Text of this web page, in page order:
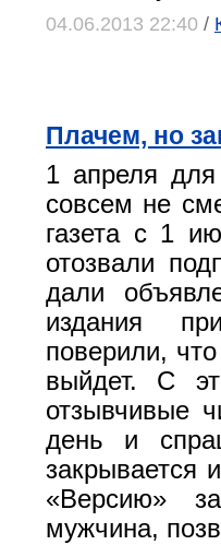
04.06.2013 22:40 /
Плачем, но
1 апреля для
совсем не
газета с 1
отозвали
дали
издания
поверили,
выйдет. С
отзывчивые
день и
закрывается
«Версию»
мужчина,